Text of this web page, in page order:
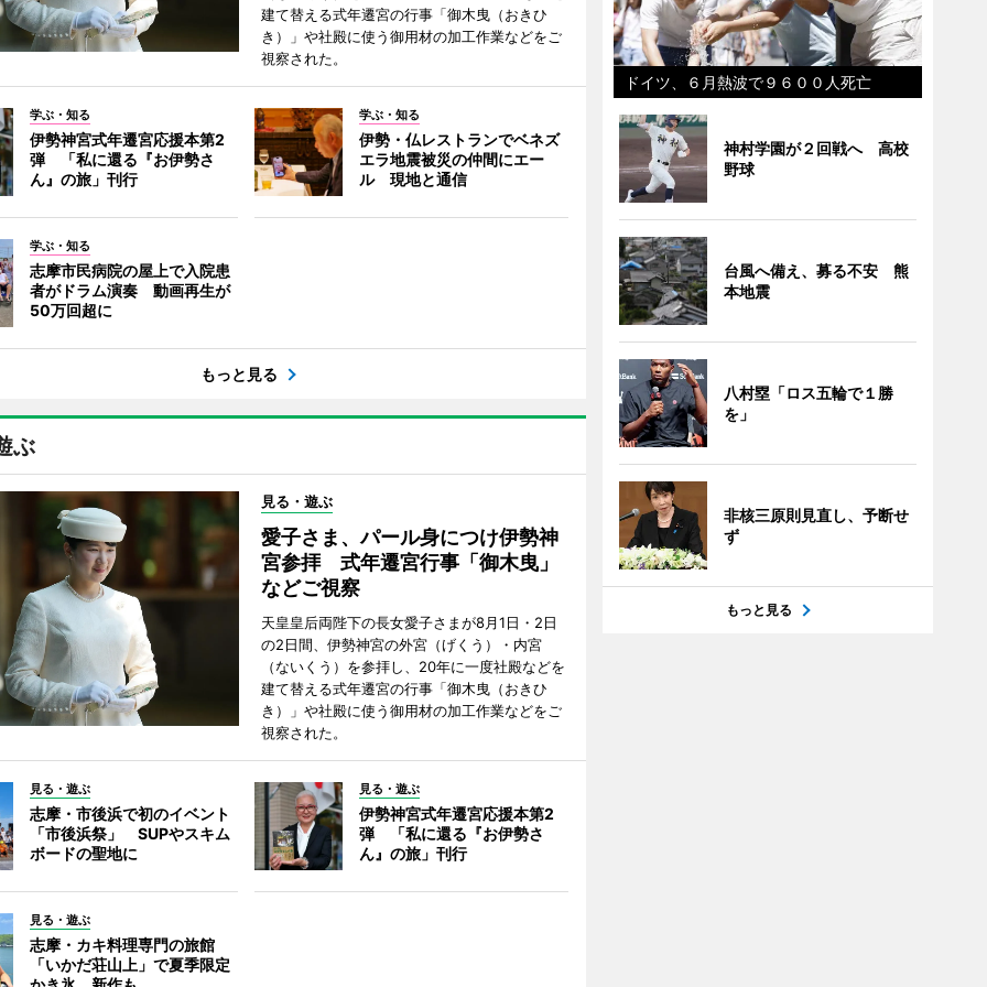
建て替える式年遷宮の行事「御木曳（おきひ
き）」や社殿に使う御用材の加工作業などをご
視察された。
学ぶ・知る
伊勢神宮式年遷宮応援本第2
弾 「私に還る『お伊勢さ
ん』の旅」刊行
学ぶ・知る
伊勢・仏レストランでベネズ
エラ地震被災の仲間にエー
ル 現地と通信
学ぶ・知る
志摩市民病院の屋上で入院患
者がドラム演奏 動画再生が
50万回超に
もっと見る
ぶ
見る・遊ぶ
愛子さま、パール身につけ伊勢神
宮参拝 式年遷宮行事「御木曳」
などご視察
天皇皇后両陛下の長女愛子さまが8月1日・2日
の2日間、伊勢神宮の外宮（げくう）・内宮
（ないくう）を参拝し、20年に一度社殿などを
建て替える式年遷宮の行事「御木曳（おきひ
き）」や社殿に使う御用材の加工作業などをご
視察された。
見る・遊ぶ
志摩・市後浜で初のイベント
「市後浜祭」 SUPやスキム
ボードの聖地に
見る・遊ぶ
伊勢神宮式年遷宮応援本第2
弾 「私に還る『お伊勢さ
ん』の旅」刊行
見る・遊ぶ
志摩・カキ料理専門の旅館
「いかだ荘山上」で夏季限定
ドイツ、６月熱波で９６００人死亡
神村学園が２回戦へ 高校
野球
台風へ備え、募る不安 熊
本地震
八村塁「ロス五輪で１勝
を」
非核三原則見直し、予断せ
ず
もっと見る